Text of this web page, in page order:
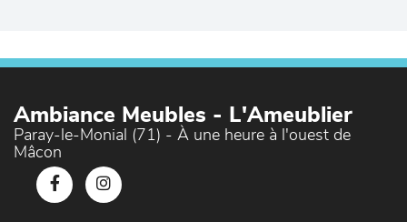
Ambiance Meubles - L'Ameublier
Paray-le-Monial (71) - À une heure à l'ouest de
Mâcon